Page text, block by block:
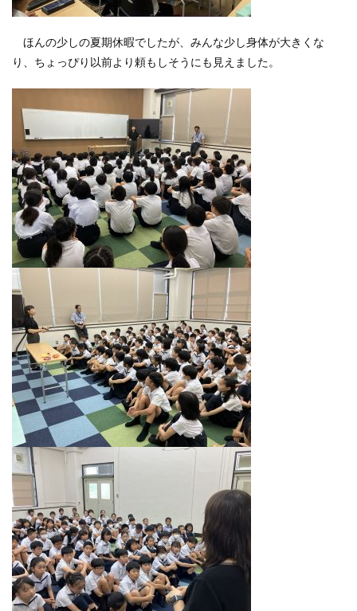
ほんの少しの夏期休暇でしたが、みんな少し身体が大きくな
り、ちょっぴり以前より頼もしそうにも見えました。